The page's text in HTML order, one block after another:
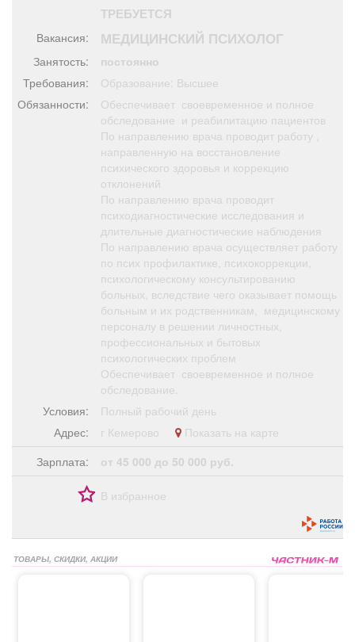
Обучение
Я - пенсионер
ТРЕБУЕТСЯ
Вакансия: МЕДИЦИНСКИЙ ПСИХОЛОГ
Занятость:
постоянно
Требования:
Образование: Высшее
Обязанности:
Обеспечивает своевременное и полное
обследование и реабилитацию пациентов
По направлению врача проводит работу ,
направленную на восстановление
психического здоровья и коррекцию
отклонений
По направлению врача проводит
психодиагностические исследования и
длительные диагностические наблюдения
По направлению врача осуществляет работу
по псих профилактике, психокоррекции,
психологическому консультированию
больных, вследствие чего оказывает помощь
больным и их родственникам, медицинскому
персоналу в решении личностных,
профессиональных и бытовых
психологических проблем
Обеспечивает своевременное и полное
обследование.
Условия:
Полный рабочий день
Адрес:
г Кемерово
Показать на карте
Зарплата:
от 45 000 до 50 000 руб.
В избранное
ТОВАРЫ, СКИДКИ, АКЦИИ